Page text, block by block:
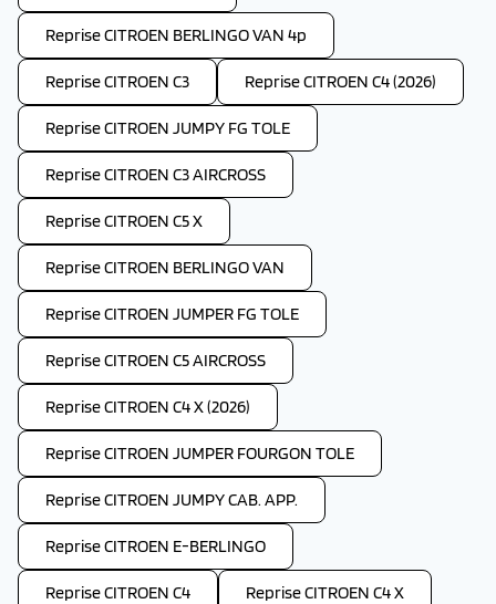
Reprise CITROEN BERLINGO VAN 4p
Reprise CITROEN C3 Reprise CITROEN C4 (2026)
Reprise CITROEN JUMPY FG TOLE
Reprise CITROEN C3 AIRCROSS
Reprise CITROEN C5 X
Reprise CITROEN BERLINGO VAN
Reprise CITROEN JUMPER FG TOLE
Reprise CITROEN C5 AIRCROSS
Reprise CITROEN C4 X (2026)
Reprise CITROEN JUMPER FOURGON TOLE
Reprise CITROEN JUMPY CAB. APP.
Reprise CITROEN E-BERLINGO
Reprise CITROEN C4 Reprise CITROEN C4 X